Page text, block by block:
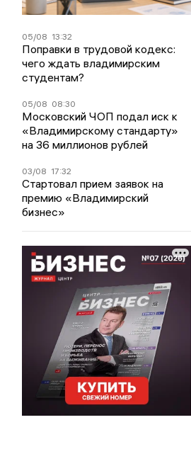
05/08 13:32
Поправки в трудовой кодекс:
чего ждать владимирским
студентам?
05/08 08:30
Московский ЧОП подал иск к
«Владимирскому стандарту»
на 36 миллионов рублей
03/08 17:32
Стартовал прием заявок на
премию «Владимирский
бизнес»